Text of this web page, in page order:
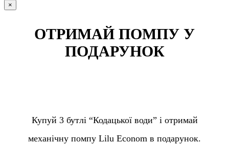
×
ОТРИМАЙ ПОМПУ У
ПОДАРУНОК
Купуй 3 бутлі “Кодацької води” і отримай
механічну помпу Lilu Econom в подарунок.